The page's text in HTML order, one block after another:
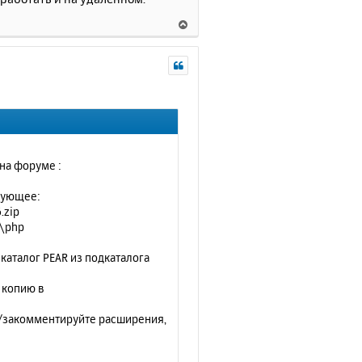
е
форуме :
PEAR из подкаталога
в
расширения,